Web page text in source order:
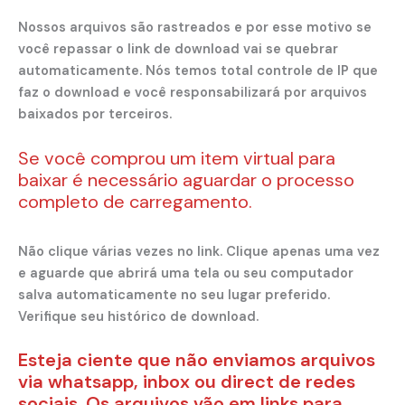
Nossos arquivos são rastreados e por esse motivo se
você repassar o link de download vai se quebrar
automaticamente. Nós temos total controle de IP que
faz o download e você responsabilizará por arquivos
baixados por terceiros.
Se você comprou um item virtual para
baixar é necessário aguardar o processo
completo de carregamento.
Não clique várias vezes no link. Clique apenas uma vez
e aguarde que abrirá uma tela ou seu computador
salva automaticamente no seu lugar preferido.
Verifique seu histórico de download.
Esteja ciente que não enviamos arquivos
via whatsapp, inbox ou direct de redes